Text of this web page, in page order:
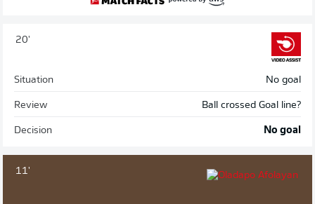
20'
Situation No goal
Review Ball crossed Goal line?
Decision No goal
11'